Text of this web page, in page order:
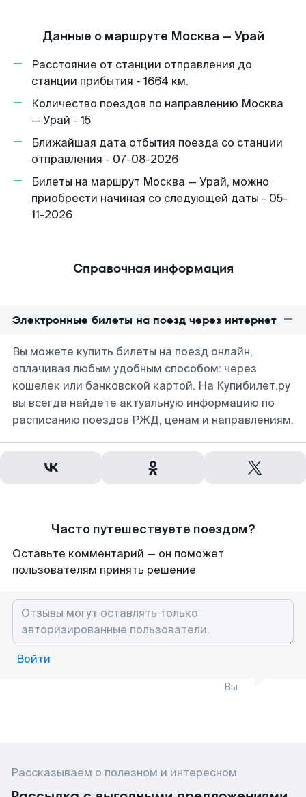
Данные о маршруте Москва — Урай
Расстояние от станции отправления до
станции прибытия - 1664 км.
Количество поездов по направлению Москва
— Урай - 15
Ближайшая дата отбытия поезда со станции
отправления - 07-08-2026
Билеты на маршрут Москва — Урай, можно
приобрести начиная со следующей даты - 05-
11-2026
Справочная информация
Электронные билеты на поезд через интернет
Вы можете купить билеты на поезд онлайн,
оплачивая любым удобным способом: через
кошелек или банковской картой. На Купибилет.ру
вы всегда найдете актуальную информацию по
расписанию поездов РЖД, ценам и направлениям.
Часто путешествуете поездом?
Оставьте комментарий — он поможет
пользователям принять решение
Войти
Вы
Рассказываем о полезном и интересном